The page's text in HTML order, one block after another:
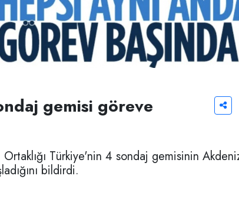
gemisi göreve
Türkiye'nin 4 sondaj gemisinin
bildirdi.